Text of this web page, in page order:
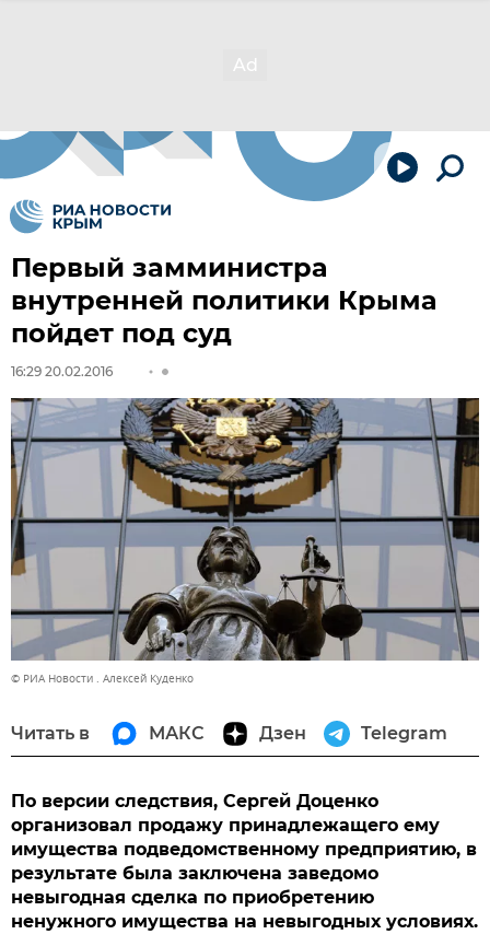
Первый замминистра
внутренней политики Крыма
пойдет под суд
16:29 20.02.2016
© РИА Новости . Алексей Куденко
Читать в МАКС Дзен Telegram
По версии следствия, Сергей Доценко
организовал продажу принадлежащего ему
имущества подведомственному предприятию, в
результате была заключена заведомо
невыгодная сделка по приобретению
ненужного имущества на невыгодных условиях.